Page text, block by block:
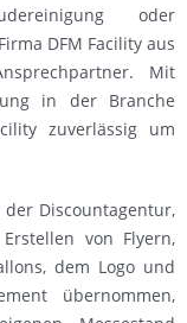
oder
DFM Facility aus
Mit
in der Branche
zuverlässig um
Discountagentur,
von Flyern,
dem Logo und
übernommen,